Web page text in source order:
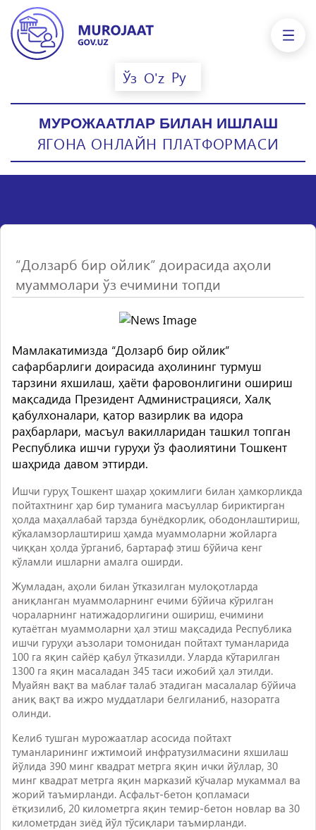
МУРОЖААТЛАР БИЛАН ИШЛАШ
ЯГОНА ОНЛАЙН ПЛАТФОРМАСИ
Ўз O'z Ру
“Долзарб бир ойлик” доирасида аҳоли
муаммолари ўз ечимини топди
Мамлакатимизда “Долзарб бир ойлик”
сафарбарлиги доирасида аҳолининг турмуш
тарзини яхшилаш, ҳаёти фаровонлигини ошириш
мақсадида Президент Администрацияси, Халқ
қабулхоналари, қатор вазирлик ва идора
раҳбарлари, масъул вакилларидан ташкил топган
Республика ишчи гуруҳи ўз фаолиятини Тошкент
шаҳрида давом эттирди.
Ишчи гуруҳ Тошкент шаҳар ҳокимлиги билан ҳамкорликда
пойтахтнинг ҳар бир туманига масъуллар бириктирган
ҳолда маҳаллабай тарзда бунёдкорлик, ободонлаштириш,
кўкаламзорлаштириш ҳамда муаммоларни жойларга
чиққан ҳолда ўрганиб, бартараф этиш бўйича кенг
кўламли ишларни амалга оширди.
Жумладан, аҳоли билан ўтказилган мулоқотларда
аниқланган муаммоларнинг ечими бўйича кўрилган
чораларнинг натижадорлигини ошириш, ечимини
кутаётган муаммоларни ҳал этиш мақсадида Республика
ишчи гуруҳи аъзолари томонидан пойтахт туманларида
100 га яқин сайёр қабул ўтказилди. Уларда кўтарилган
1300 га яқин масаладан 345 таси ижобий ҳал этилди.
Муайян вақт ва маблағ талаб этадиган масалалар бўйича
аниқ вақт ва ижро муддатлари белгиланиб, назоратга
олинди.
Келиб тушган мурожаатлар асосида пойтахт
туманларининг ижтимоий инфратузилмасини яхшилаш
йўлида 390 минг квадрат метрга яқин ички йўллар, 30
минг квадрат метрга яқин марказий кўчалар мукаммал ва
жорий таъмирланди. Асфальт-бетон қопламаси
ётқизилиб, 20 километрга яқин темир-бетон новлар ва 30
километрдан зиёд йўл тўсиқлари таъмирланди.